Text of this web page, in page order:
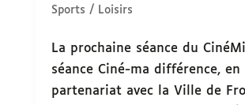
Sports / Loisirs
La prochaine séance du
séance Ciné-ma différence, en
partenariat avec la Ville de